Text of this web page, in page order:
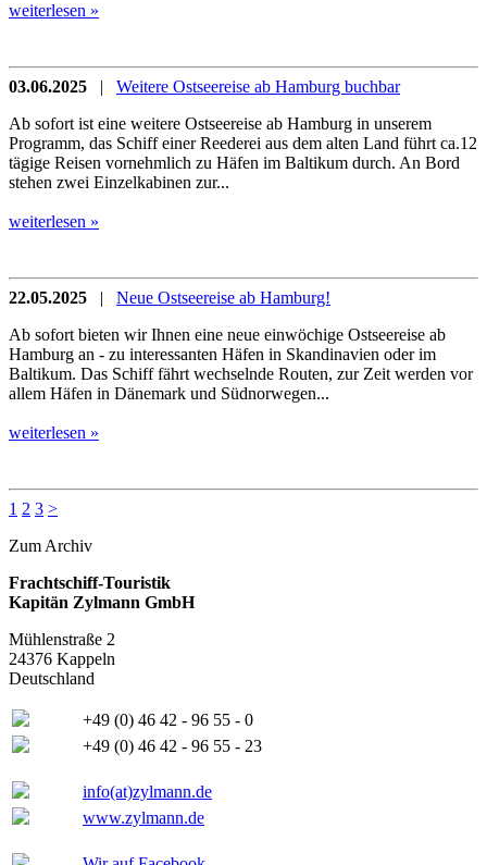
weiterlesen »
03.06.2025 | Weitere Ostseereise ab Hamburg buchbar
Ab sofort ist eine weitere Ostseereise ab Hamburg in unserem
Programm, das Schiff einer Reederei aus dem alten Land führt ca.12
tägige Reisen vornehmlich zu Häfen im Baltikum durch. An Bord
stehen zwei Einzelkabinen zur...
weiterlesen »
22.05.2025 | Neue Ostseereise ab Hamburg!
Ab sofort bieten wir Ihnen eine neue einwöchige Ostseereise ab
Hamburg an - zu interessanten Häfen in Skandinavien oder im
Baltikum. Das Schiff fährt wechselnde Routen, zur Zeit werden vor
allem Häfen in Dänemark und Südnorwegen...
weiterlesen »
1 2 3 >
Zum Archiv
Frachtschiff-Touristik
Kapitän Zylmann GmbH
Mühlenstraße 2
24376 Kappeln
Deutschland
+49 (0) 46 42 - 96 55 - 0
+49 (0) 46 42 - 96 55 - 23
info(at)zylmann.de
www.zylmann.de